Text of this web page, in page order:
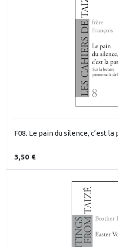
F08. Le pain du silence, c’est la
3,50 €